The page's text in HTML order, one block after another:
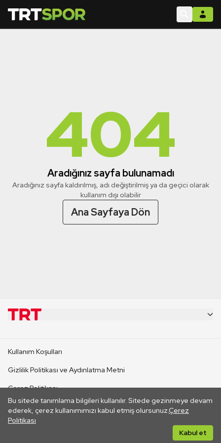
404
Aradığınız sayfa bulunamadı
Aradığınız sayfa kaldırılmış, adı değiştirilmiş ya da geçici olarak
kullanım dışı olabilir
Ana Sayfaya Dön
Bu sitede tanımlama bilgileri kullanılır. Sitede gezinmeye devam
ederek, çerez kullanımımızı kabul etmiş olursunuz.Çerez
Politikası
Kabul et
CANLI YAYINLAR
Kullanım Koşulları
Gizlilik Politikası ve Aydınlatma Metni
Çerez Politikası
İletişim
Her hakkı saklıdır. ©2026 TRT. Bağlantı yoluyla gidilen dış